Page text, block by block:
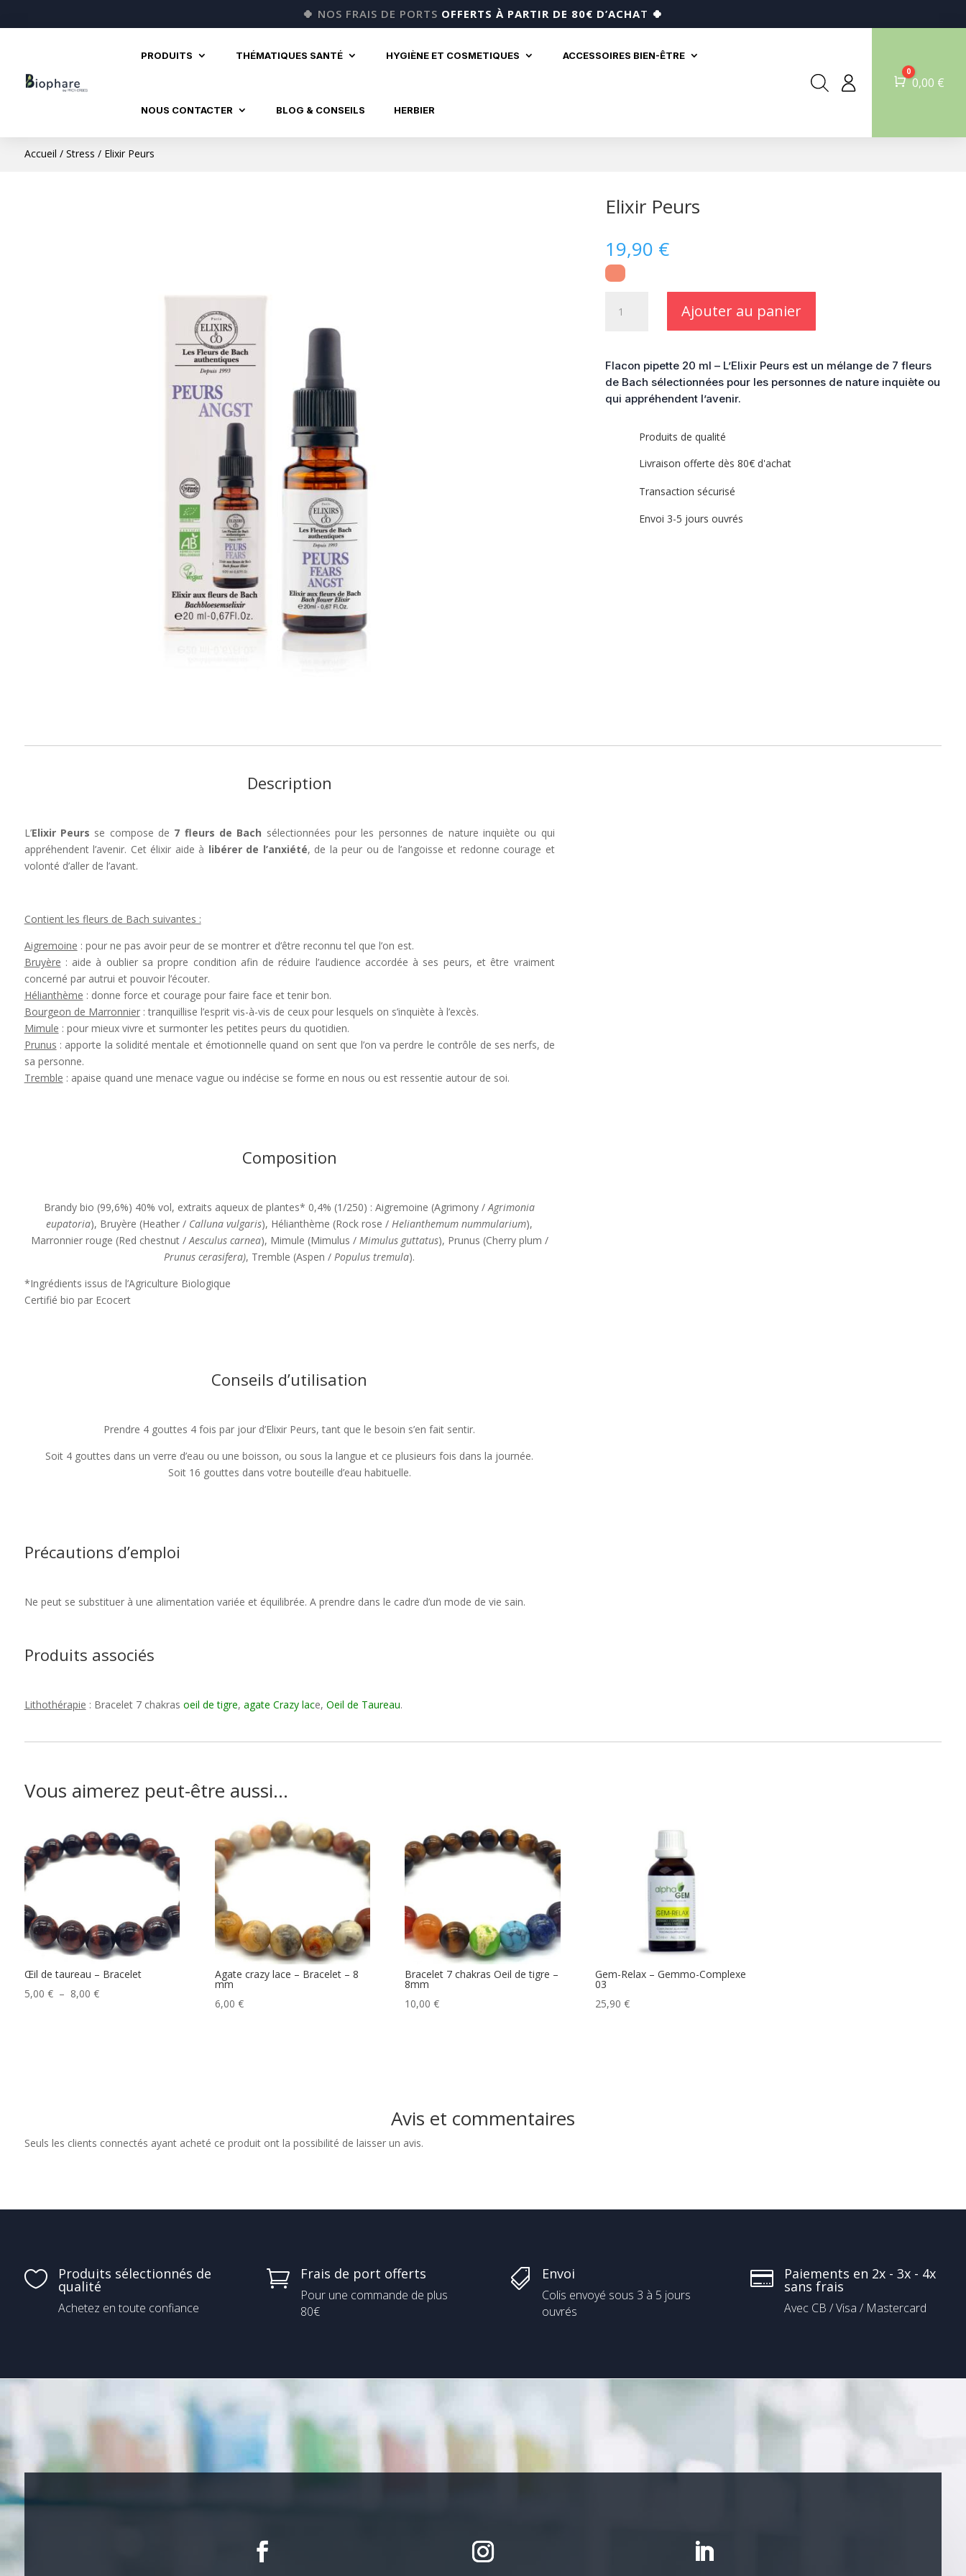
🍀 NOS FRAIS DE PORTS OFFERTS À PARTIR DE 80€ D’ACHAT 🍀
PRODUITS THÉMATIQUES SANTÉ HYGIÈNE ET COSMETIQUES ACCESSOIRES BIEN-ÊTRE
NOUS CONTACTER BLOG & CONSEILS HERBIER
Panier
0
0,00 €
Accueil / Stress / Elixir Peurs
Elixir Peurs
19,90 €
Ajouter au panier
Flacon pipette 20 ml – L’Elixir Peurs est un mélange de 7 fleurs
de Bach sélectionnées pour les personnes de nature inquiète ou
qui appréhendent l’avenir.
Produits de qualité
Livraison offerte dès 80€ d'achat
Transaction sécurisé
Envoi 3-5 jours ouvrés
Description
L’Elixir Peurs se compose de 7 fleurs de Bach sélectionnées pour les personnes de nature inquiète ou qui
appréhendent l’avenir. Cet élixir aide à libérer de l’anxiété, de la peur ou de l’angoisse et redonne courage et
volonté d’aller de l’avant.
Contient les fleurs de Bach suivantes :
Aigremoine : pour ne pas avoir peur de se montrer et d’être reconnu tel que l’on est.
Bruyère : aide à oublier sa propre condition afin de réduire l’audience accordée à ses peurs, et être vraiment
concerné par autrui et pouvoir l’écouter.
Hélianthème : donne force et courage pour faire face et tenir bon.
Bourgeon de Marronnier: tranquillise l’esprit vis-à-vis de ceux pour lesquels on s’inquiète à l’excès.
Mimule : pour mieux vivre et surmonter les petites peurs du quotidien.
Prunus : apporte la solidité mentale et émotionnelle quand on sent que l’on va perdre le contrôle de ses nerfs, de
sa personne.
Tremble : apaise quand une menace vague ou indécise se forme en nous ou est ressentie autour de soi.
Composition
Brandy bio (99,6%) 40% vol, extraits aqueux de plantes* 0,4% (1/250) : Aigremoine (Agrimony /Agrimonia
eupatoria), Bruyère (Heather / Calluna vulgaris), Hélianthème (Rock rose /Helianthemum nummularium),
Marronnier rouge (Red chestnut /Aesculus carnea), Mimule (Mimulus / Mimulus guttatus), Prunus (Cherry plum /
Prunus cerasifera), Tremble (Aspen / Populus tremula).
*Ingrédients issus de l’Agriculture Biologique
Certifié bio par Ecocert
Conseils d’utilisation
Prendre 4 gouttes 4 fois par jour d’Elixir Peurs, tant que le besoin s’en fait sentir.
Soit 4 gouttes dans un verre d’eau ou une boisson, ou sous la langue et ce plusieurs fois dans la journée.
Soit 16 gouttes dans votre bouteille d’eau habituelle.
Précautions d’emploi
Ne peut se substituer à une alimentation variée et équilibrée. A prendre dans le cadre d’un mode de vie sain.
Produits associés
Lithothérapie : Bracelet 7 chakras oeil de tigre, agate Crazy lace, Oeil de Taureau.
Vous aimerez peut-être aussi…
Œil de taureau – Bracelet
5,00 € – 8,00 €Plage
Agate crazy lace – Bracelet – 8
mm
6,00 €
Bracelet 7 chakras Oeil de tigre –
8mm
10,00€
Gem-Relax – Gemmo-Complexe
03
25,90€
Avis et commentaires
Seuls les clients connectés ayant acheté ce produit ont la possibilité de laisser un avis.
 Produits sélectionnés de
qualité
Achetez en toute confiance
 Frais de port offerts
Pour une commande de plus
80€
 Envoi
Colis envoyé sous 3 à 5 jours
ouvrés
 Paiements en 2x - 3x - 4x
sans frais
Avec CB / Visa / Mastercard